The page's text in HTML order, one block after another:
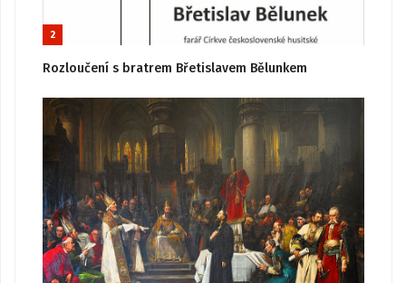
2
Rozloučení s bratrem Břetislavem Bělunkem